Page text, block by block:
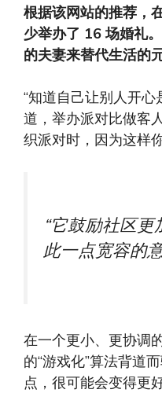
根据该网站的推荐，
少举办了 16 场婚礼。
的夫妻来替代生活的
“知道自己让别人开
道，举办派对比做客
织派对时，因为这样
“它鼓励社区
此一点宽容的
在一个更小、更协调
的“游戏化”算法背道
点，很可能会变得更